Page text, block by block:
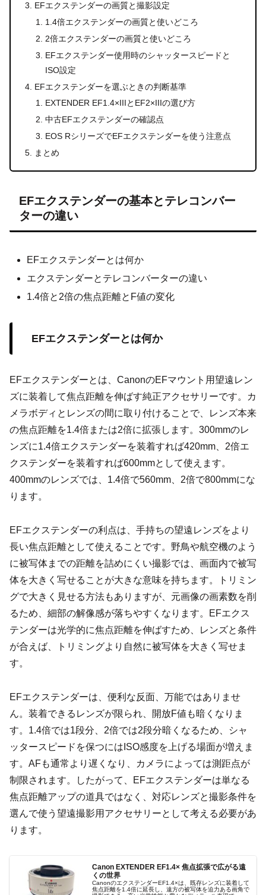
EFエクステンダーの画質と撮影設定
1.4倍エクステンダーの画質と使いどころ
2倍エクステンダーの画質と使いどころ
EFエクステンダー使用時のシャッタースピードと
ISO設定
EFエクステンダーを選ぶときの判断基準
EXTENDER EF1.4×IIIとEF2×IIIの選び方
中古EFエクステンダーの確認点
EOS RシリーズでEFエクステンダーを使う注意点
まとめ
EFエクステンダーの基本とテレコンバー
ターの違い
EFエクステンダーとは何か
エクステンダーとテレコンバーターの違い
1.4倍と2倍の焦点距離とF値の変化
EFエクステンダーとは何か
EFエクステンダーとは、CanonのEFマウント用望遠レン
ズに装着して焦点距離を伸ばす純正アクセサリーです。カ
メラボディとレンズの間に取り付けることで、レンズ本来
の焦点距離を1.4倍または2倍に拡張します。300mmのレ
ンズに1.4倍エクステンダーを装着すれば420mm、2倍エ
クステンダーを装着すれば600mmとして使えます。
400mmのレンズでは、1.4倍で560mm、2倍で800mmにな
ります。
EFエクステンダーの利点は、手持ちの望遠レンズをより
長い焦点距離として使えることです。野鳥や航空機のよう
に被写体までの距離を詰めにくい撮影では、画面内で被写
体を大きく写せることが大きな意味を持ちます。トリミン
グで大きく見せる方法もありますが、元画像の画素数を削
るため、細部の解像感が落ちやすくなります。EFエクス
テンダーは光学的に焦点距離を伸ばすため、レンズと条件
が合えば、トリミングより自然に被写体を大きく写せま
す。
EFエクステンダーは、便利な反面、万能ではありませ
ん。装着できるレンズが限られ、開放F値も暗くなりま
す。1.4倍では1段分、2倍では2段分暗くなるため、シャ
ッタースピードを保つにはISO感度を上げる場面が増えま
す。AFも通常より遅くなり、カメラによっては測距点が
制限されます。したがって、EFエクステンダーは単なる
焦点距離アップの道具ではなく、対応レンズと撮影条件を
選んで使う望遠撮影用アクセサリーとして考える必要があ
ります。
Canon EXTENDER EF1.4× 焦点拡張で広がる遠
くの世界
CanonのエクステンダーEF1.4×は、既存レンズに装着して
焦点距離を1.4倍に延長し、遠方の被写体を迫力ある画角で